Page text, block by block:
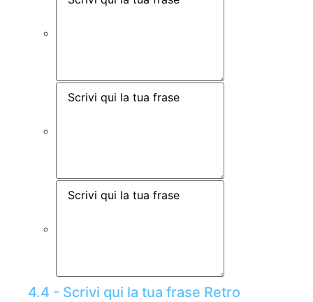
4.4 - Scrivi qui la tua frase Retro